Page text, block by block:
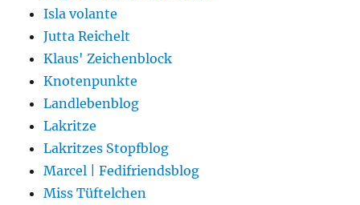
Isla volante
Jutta Reichelt
Klaus' Zeichenblock
Knotenpunkte
Landlebenblog
Lakritze
Lakritzes Stopfblog
Marcel | Fedifriendsblog
Miss Tüftelchen